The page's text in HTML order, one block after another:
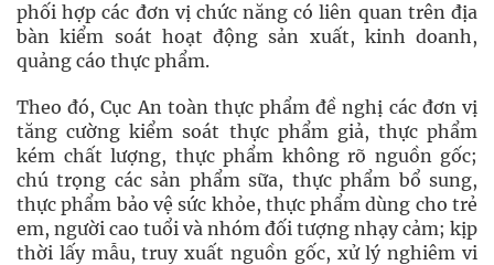
phối hợp các đơn vị chức năng có liên quan trên địa
bàn kiểm soát hoạt động sản xuất, kinh doanh,
quảng cáo thực phẩm.
Theo đó, Cục An toàn thực phẩm đề nghị các đơn vị
tăng cường kiểm soát thực phẩm giả, thực phẩm
kém chất lượng, thực phẩm không rõ nguồn gốc;
chú trọng các sản phẩm sữa, thực phẩm bổ sung,
thực phẩm bảo vệ sức khỏe, thực phẩm dùng cho trẻ
em, người cao tuổi và nhóm đối tượng nhạy cảm; kịp
thời lấy mẫu, truy xuất nguồn gốc, xử lý nghiêm vi